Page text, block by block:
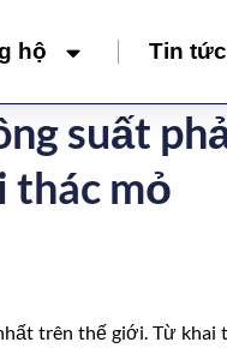
hộ Tin tức
suất
thác mỏ
trên thế giới. Từ khai